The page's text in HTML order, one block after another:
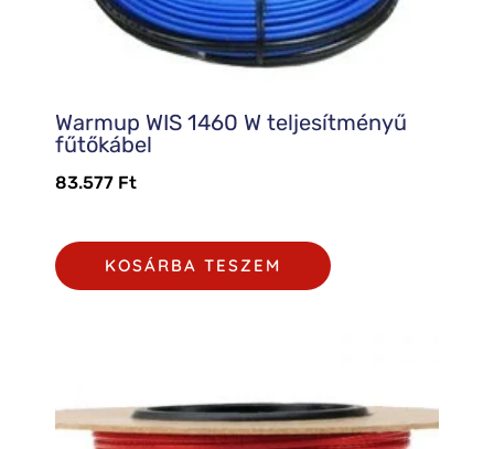
Warmup WIS 1460 W teljesítményű
fűtőkábel
83.577 Ft
KOSÁRBA TESZEM